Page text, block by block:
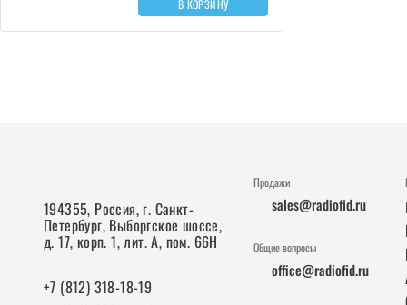
В КОРЗИНУ
194355, Россия, г. Санкт-
Петербург, Выборгское шоссе,
д. 17, корп. 1, лит. А, пом. 66Н
+7 (812) 318-18-19
Продажи
sales@radiofid.ru
Общие вопросы
office@radiofid.ru